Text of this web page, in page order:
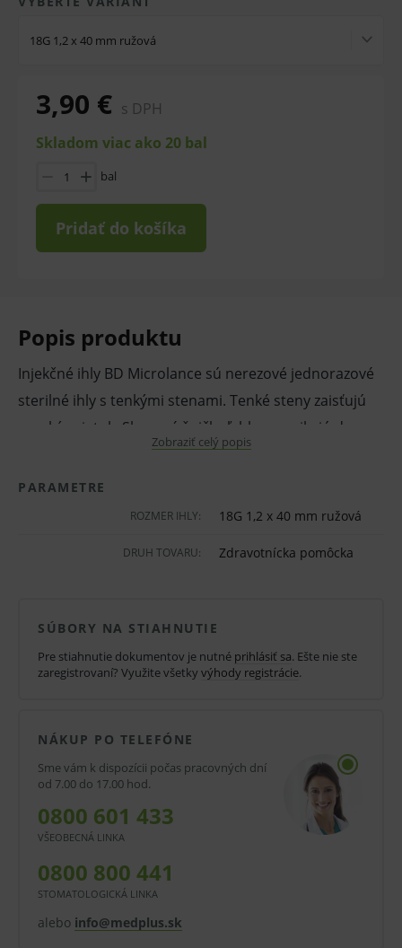
18G 1,2 x 40 mm ružová
3,90 € s DPH
Skladom viac ako 20 bal
bal
Pridať do košíka
Popis produktu
Injekčné ihly BD Microlance sú nerezové jednorazové
sterilné ihly s tenkými stenami. Tenké steny zaisťujú
vysoký prietok. Skosené špičky ľahko prenikajú do
pokožky, majú hladkú kĺzavú silu počas zavádzania a
vyťahovania. Boli špeciálne vyvinuté tak, aby znížili silu
potrebnú na prienik prepichnutia kože.
prúdenia krvi alebo liečivá cez ihlu. Jednotlivo balené v
Vlastnosti a výhody:
Ihla injekčná.
Tenkostenná.
Jednoduché použitie s adaptérmi luer slip a
luer lock.
Bez obsahu latexu.
Dostupné v rade rôznych veľkostí a
priemerov.
Farebne odlíšené.
Jednorazové použitie.
Zobraziť celý popis
PARAMETRE
ROZMER IHLY: 18G 1,2 x 40 mm ružová
DRUH TOVARU: Zdravotnícka pomôcka
SÚBORY NA STIAHNUTIE
Pre stiahnutie dokumentov je nutné prihlásiť sa. Ešte nie ste
zaregistrovaní? Využite všetky výhody registrácie.
NÁKUP PO TELEFÓNE
Sme vám k dispozícii počas pracovných dní
od 7.00 do 17.00 hod.
0800 601 433
VŠEOBECNÁ LINKA
0800 800 441
STOMATOLOGICKÁ LINKA
alebo info@medplus.sk